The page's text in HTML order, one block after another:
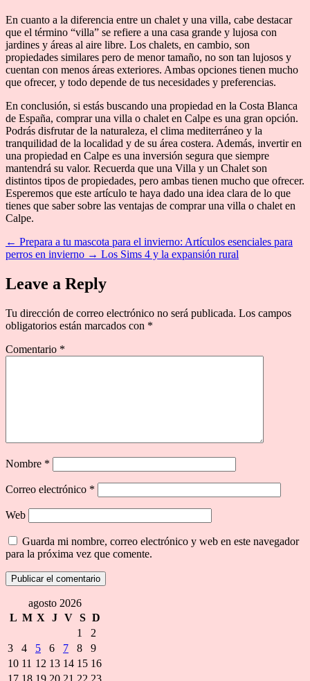
En cuanto a la diferencia entre un chalet y una villa, cabe destacar
que el término “villa” se refiere a una casa grande y lujosa con
jardines y áreas al aire libre. Los chalets, en cambio, son
propiedades similares pero de menor tamaño, no son tan lujosos y
cuentan con menos áreas exteriores. Ambas opciones tienen mucho
que ofrecer, y todo depende de tus necesidades y preferencias.
En conclusión, si estás buscando una propiedad en la Costa Blanca
de España, comprar una villa o chalet en Calpe es una gran opción.
Podrás disfrutar de la naturaleza, el clima mediterráneo y la
tranquilidad de la localidad y de su área costera. Además, invertir en
una propiedad en Calpe es una inversión segura que siempre
mantendrá su valor. Recuerda que una Villa y un Chalet son
distintos tipos de propiedades, pero ambas tienen mucho que ofrecer.
Esperemos que este artículo te haya dado una idea clara de lo que
tienes que saber sobre las ventajas de comprar una villa o chalet en
Calpe.
← Prepara a tu mascota para el invierno: Artículos esenciales para
perros en invierno → Los Sims 4 y la expansión rural
Leave a Reply
Tu dirección de correo electrónico no será publicada. Los campos
obligatorios están marcados con *
Comentario *
Nombre *
Correo electrónico *
Web
Guarda mi nombre, correo electrónico y web en este navegador
para la próxima vez que comente.
agosto 2026
L M X J V S D
1
2
3
4 5 6 7 8
9
10 11 12 13 14 15 16
17 18 19 20 21 22 23